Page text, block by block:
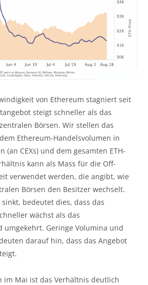
von Ethereum stagniert seit
steigt schneller als das
Börsen. Wir stellen das
Ethereum-Handelsvolumen in
(an CEXs) und dem gesamten ETH-
kann als Mass für die Off-
verwendet werden, die angibt, wie
Börsen den Besitzer wechselt.
bedeutet dies, dass das
wächst als das
umgekehrt. Geringe Volumina und
darauf hin, dass das Angebot
im Mai ist das Verhältnis deutlich